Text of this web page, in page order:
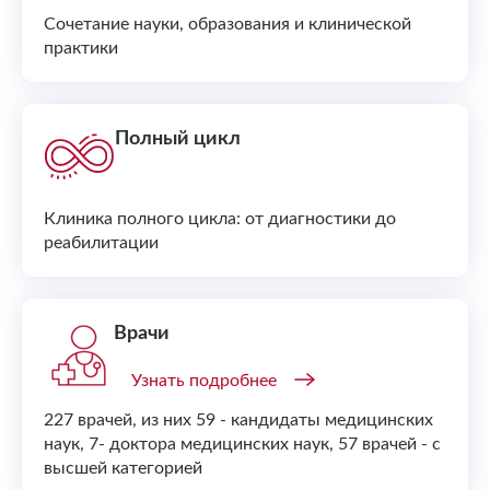
Сочетание науки, образования и клинической
практики
Полный цикл
Клиника полного цикла: от диагностики до
реабилитации
Врачи
227 врачей, из них 59 - кандидаты медицинских
наук, 7- доктора медицинских наук, 57 врачей - с
высшей категорией
Узнать подробнее